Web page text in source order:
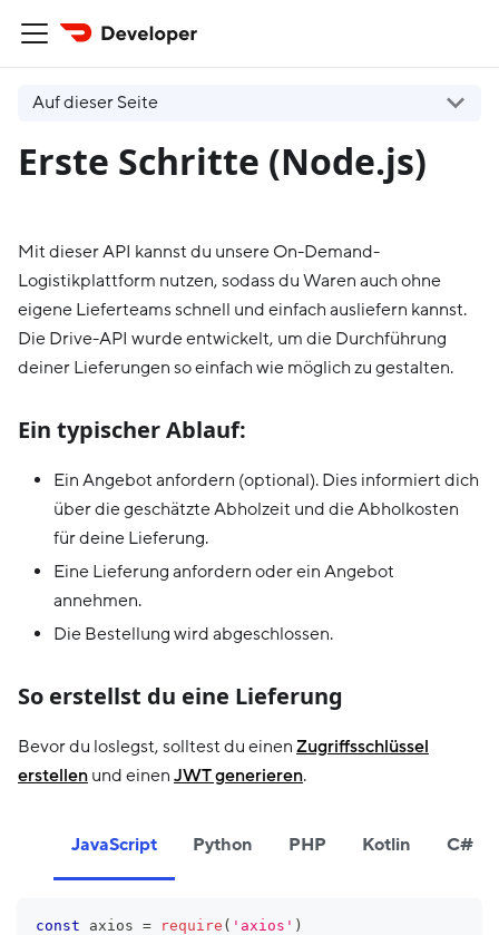
Auf dieser Seite
Erste Schritte (Node.js)
Mit dieser API kannst du unsere On-Demand-
Logistikplattform nutzen, sodass du Waren auch ohne
eigene Lieferteams schnell und einfach ausliefern kannst.
Die Drive-API wurde entwickelt, um die Durchführung
deiner Lieferungen so einfach wie möglich zu gestalten.
Ein typischer Ablauf:
Ein Angebot anfordern (optional). Dies informiert dich
über die geschätzte Abholzeit und die Abholkosten
für deine Lieferung.
Eine Lieferung anfordern oder ein Angebot
annehmen.
Die Bestellung wird abgeschlossen.
So erstellst du eine Lieferung
Bevor du loslegst, solltest du einen Zugriffsschlüssel
erstellen und einen JWT generieren.
JavaScript Python PHP Kotlin C#
const axios = require ( 'axios' )